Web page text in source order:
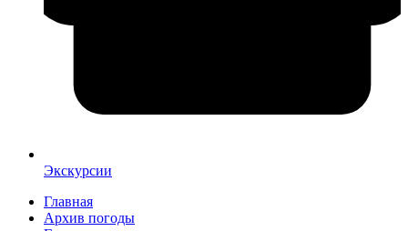
Экскурсии
Главная
Архив погоды